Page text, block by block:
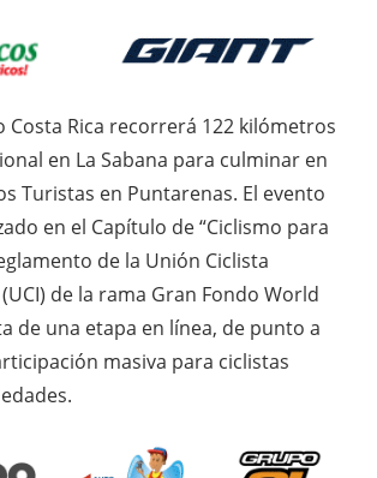
Costa Rica recorrerá 122 kilómetros
en La Sabana para culminar en
Turistas en Puntarenas. El evento
en el Capítulo de “Ciclismo para
de la Unión Ciclista
de la rama Gran Fondo World
de una etapa en línea, de punto a
masiva para ciclistas